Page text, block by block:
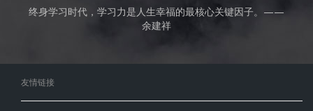
终身学习时代，学习力是人生幸福的最核心关键因子。——
余建祥
友情链接